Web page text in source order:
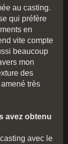
au casting.
qui préfère
en
vite compte
beaucoup
mon
des
très
avez obtenu
avec le